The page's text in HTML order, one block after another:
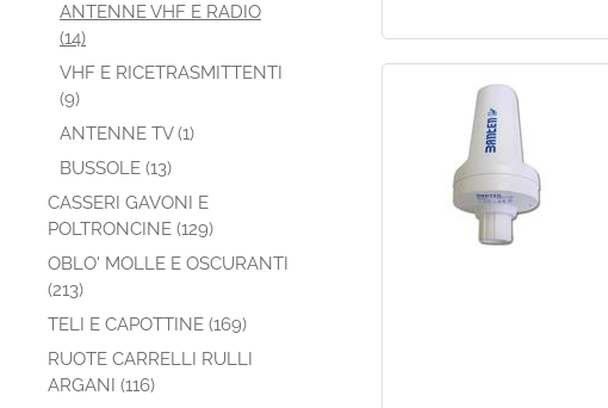
ANTENNE VHF E RADIO
(14)
VHF E RICETRASMITTENTI
(9)
ANTENNE TV (1)
BUSSOLE (13)
CASSERI GAVONI E
POLTRONCINE (129)
OBLO' MOLLE E OSCURANTI
(213)
TELI E CAPOTTINE (169)
RUOTE CARRELLI RULLI
ARGANI (116)